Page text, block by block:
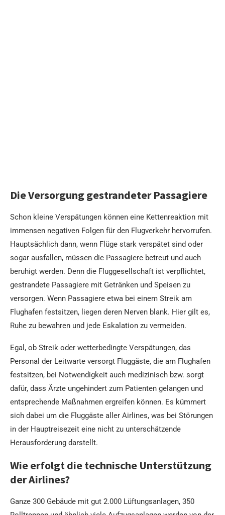
Die Versorgung gestrandeter Passagiere
Schon kleine Verspätungen können eine Kettenreaktion mit
immensen negativen Folgen für den Flugverkehr hervorrufen.
Hauptsächlich dann, wenn Flüge stark verspätet sind oder
sogar ausfallen, müssen die Passagiere betreut und auch
beruhigt werden. Denn die Fluggesellschaft ist verpflichtet,
gestrandete Passagiere mit Getränken und Speisen zu
versorgen. Wenn Passagiere etwa bei einem Streik am
Flughafen festsitzen, liegen deren Nerven blank. Hier gilt es,
Ruhe zu bewahren und jede Eskalation zu vermeiden.
Egal, ob Streik oder wetterbedingte Verspätungen, das
Personal der Leitwarte versorgt Fluggäste, die am Flughafen
festsitzen, bei Notwendigkeit auch medizinisch bzw. sorgt
dafür, dass Ärzte ungehindert zum Patienten gelangen und
entsprechende Maßnahmen ergreifen können. Es kümmert
sich dabei um die Fluggäste aller Airlines, was bei Störungen
in der Hauptreisezeit eine nicht zu unterschätzende
Herausforderung darstellt.
Wie erfolgt die technische Unterstützung
der Airlines?
Ganze 300 Gebäude mit gut 2.000 Lüftungsanlagen, 350